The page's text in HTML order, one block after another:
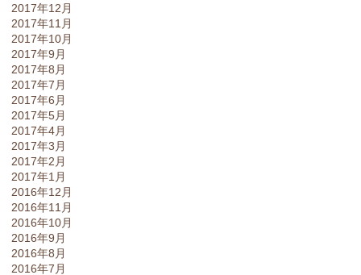
2017年12月
2017年11月
2017年10月
2017年9月
2017年8月
2017年7月
2017年6月
2017年5月
2017年4月
2017年3月
2017年2月
2017年1月
2016年12月
2016年11月
2016年10月
2016年9月
2016年8月
2016年7月